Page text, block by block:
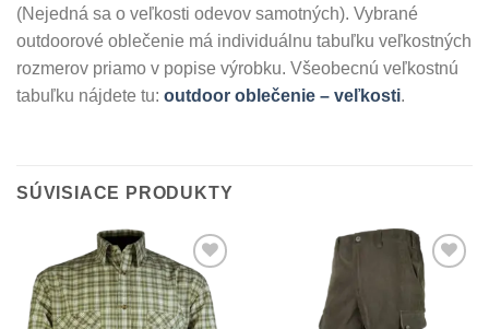
(Nejedná sa o veľkosti odevov samotných). Vybrané
outdoorové oblečenie má individuálnu tabuľku veľkostných
rozmerov priamo v popise výrobku. Všeobecnú veľkostnú
tabuľku nájdete tu: outdoor oblečenie – veľkosti.
SÚVISIACE PRODUKTY
Add to
Wishlist
Add to
Wishlist